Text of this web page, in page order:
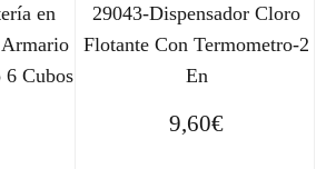
en
6 Cubos
29043-Dispensador Cloro
Flotante Con Termometro-2
En
9,60€